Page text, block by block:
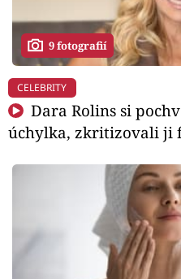
Sledujte nás
9 fotografií
CELEBRITY
Dara Rolins si
úchylka, zkritizovali ji